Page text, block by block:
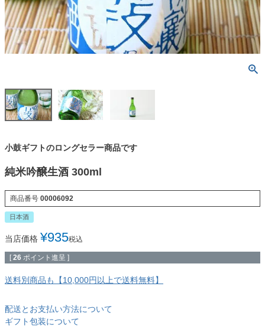
小鼓ギフトのロングセラー商品です
純米吟醸生酒 300ml
商品番号 00006092
日本酒
当店価格 ¥935税込
[ 26 ポイント進呈 ]
送料別商品も【10,000円以上で送料無料】
配送とお支払い方法について
ギフト包装について